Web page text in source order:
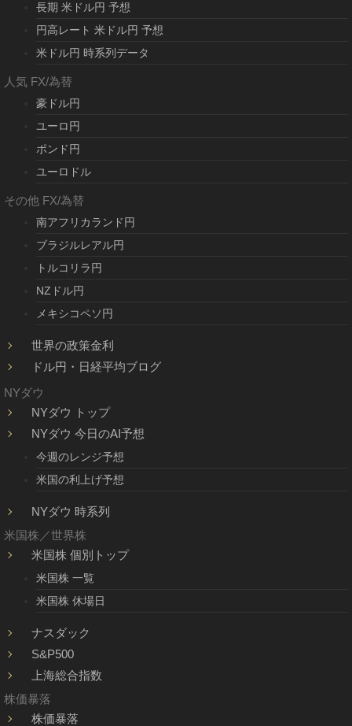
長期 米ドル円 予想
円高レート 米ドル円 予想
米ドル円 時系列データ
人気 FX/為替
豪ドル円
ユーロ円
ポンド円
ユーロドル
その他 FX/為替
南アフリカランド円
ブラジルレアル円
トルコリラ円
NZドル円
メキシコペソ円
世界の政策金利
ドル円・日経平均ブログ
NYダウ
NYダウ トップ
NYダウ 今日のAI予想
今週のレンジ予想
米国の利上げ予想
NYダウ 時系列
米国株／世界株
米国株 個別トップ
米国株 一覧
米国株 休場日
ナスダック
S&P500
上海総合指数
株価暴落
株価暴落